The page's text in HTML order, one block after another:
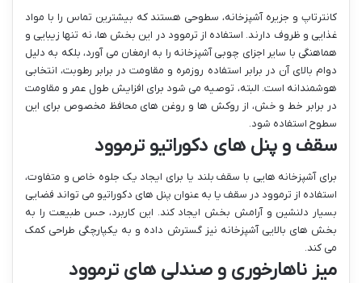
کانترتاپ و جزیره آشپزخانه، سطوحی هستند که بیشترین تماس را با مواد
غذایی و ظروف دارند. استفاده از ترموود در این بخش ها، نه تنها زیبایی و
هماهنگی با سایر اجزای چوبی آشپزخانه را به ارمغان می آورد، بلکه به دلیل
دوام بالای آن در برابر استفاده روزمره و مقاومت در برابر رطوبت، انتخابی
هوشمندانه است. البته، توصیه می شود برای افزایش طول عمر و مقاومت
در برابر خط و خش، از روکش ها و روغن های محافظ مخصوص برای این
سطوح استفاده شود.
سقف و پنل های دکوراتیو ترموود
برای آشپزخانه هایی با سقف بلند یا برای ایجاد یک جلوه خاص و متفاوت،
استفاده از ترموود در سقف یا به عنوان پنل های دکوراتیو می تواند فضایی
بسیار دلنشین و آرامش بخش ایجاد کند. این کاربرد، حس طبیعت را به
بخش های بالایی آشپزخانه نیز گسترش داده و به یکپارچگی طراحی کمک
می کند.
میز ناهارخوری و صندلی های ترموود